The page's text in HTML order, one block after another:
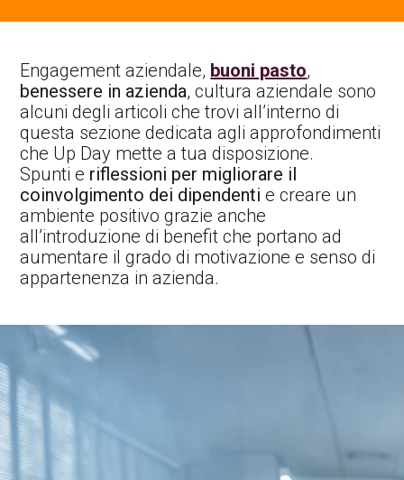
Engagement aziendale, buoni pasto,
benessere in azienda, cultura aziendale sono
alcuni degli articoli che trovi all’interno di
questa sezione dedicata agli approfondimenti
che Up Day mette a tua disposizione.
Spunti e riflessioni per migliorare il
coinvolgimento dei dipendenti e creare un
ambiente positivo grazie anche
all’introduzione di benefit che portano ad
aumentare il grado di motivazione e senso di
appartenenza in azienda.